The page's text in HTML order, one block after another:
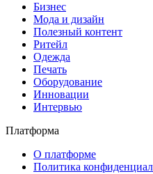
Бизнес
Мода и дизайн
Полезный контент
Ритейл
Одежда
Печать
Оборудование
Инновации
Интервью
Платформа
О платформе
Политика